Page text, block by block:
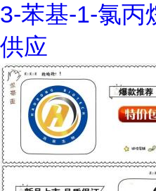
3-苯基-1-氯丙
供应